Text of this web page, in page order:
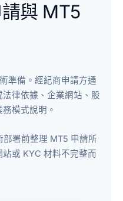
與 MT5
準備。經紀商申請方通
律依據、企業網站、股
模式說明。
部署前整理 MT5 申請所
或 KYC 材料不完整而